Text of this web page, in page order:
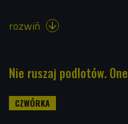
rozwiń 
Nie ruszaj podlotów.